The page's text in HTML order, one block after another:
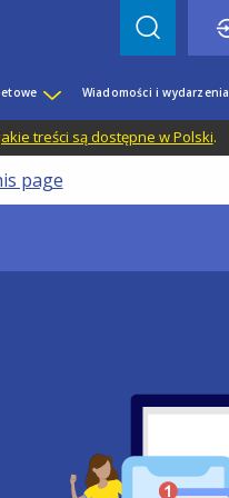
Wiadomości i wydarzenia
treści są dostępne w Polski.
page